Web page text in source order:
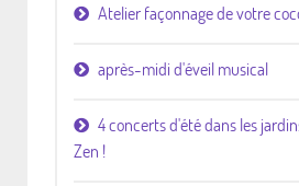
Atelier façonnage de votre
après-midi d'éveil musical
4 concerts d'été dans les
Zen !